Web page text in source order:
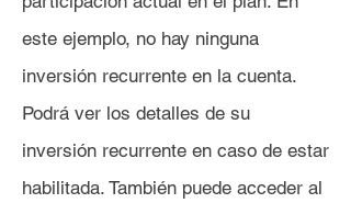
este ejemplo, no hay ninguna
inversión recurrente en la cuenta.
Podrá ver los detalles de su
inversión recurrente en caso de estar
habilitada. También puede acceder al